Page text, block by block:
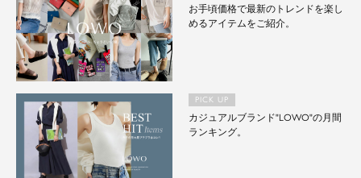
お手頃価格で最新のトレンドを楽し
めるアイテムをご紹介。
PICK UP
カジュアルブランド"LOWO"の月間
ランキング。